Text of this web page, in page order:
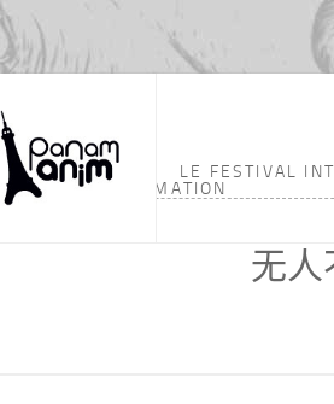
LE FESTIVAL
ÉCOLES D'ANIMATION
无人